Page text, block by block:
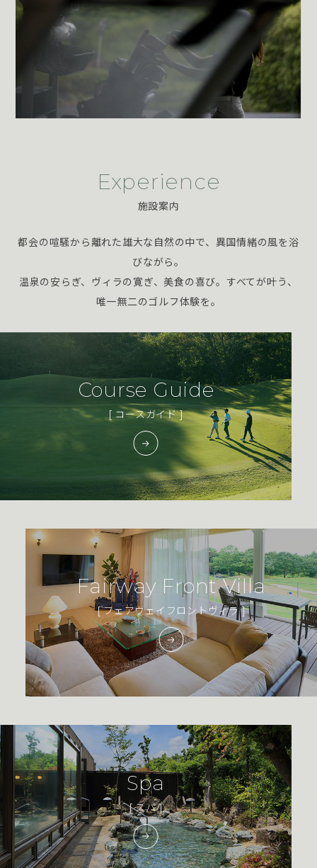
Experience
施設案内
都会の喧騒から離れた雄大な自然の中で、異国情緒の風を浴
びながら。
温泉の安らぎ、ヴィラの寛ぎ、美食の喜び。すべてが叶う、
唯一無二のゴルフ体験を。
Course Guide
[ コースガイド ]
Fairway Front Villa
[ フェアウェイフロントヴィラ ]
Spa
[ スパ ]